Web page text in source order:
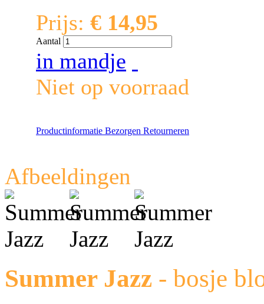
Prijs: € 14,95
Aantal
in mandje
Niet op voorraad
Productinformatie Bezorgen Retourneren
Afbeeldingen
Summer Jazz - bosje